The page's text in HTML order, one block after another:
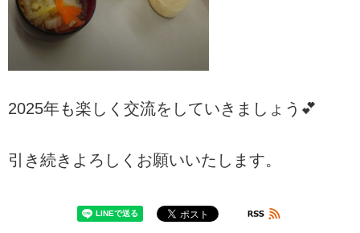
2025年も楽しく交流をしていきましょう💕
引き続きよろしくお願いいたします。